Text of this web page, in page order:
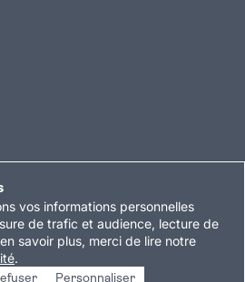
vos informations personnelles
de trafic et audience, lecture de
savoir plus, merci de lire notre
.
Personnaliser
Mentions légales
Accessibilité : partiellement conforme